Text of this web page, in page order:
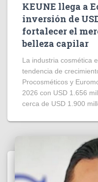
KEUNE llega a
inversión de
fortalecer el
belleza capilar
La industria cosmética
tendencia de
Procosméticos y
2026 con USD 1.656
cerca de USD 1.900